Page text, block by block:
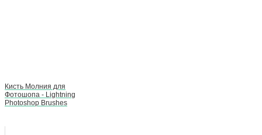
Кисть Молния для
Фотошопа - Lightning
Photoshop Brushes